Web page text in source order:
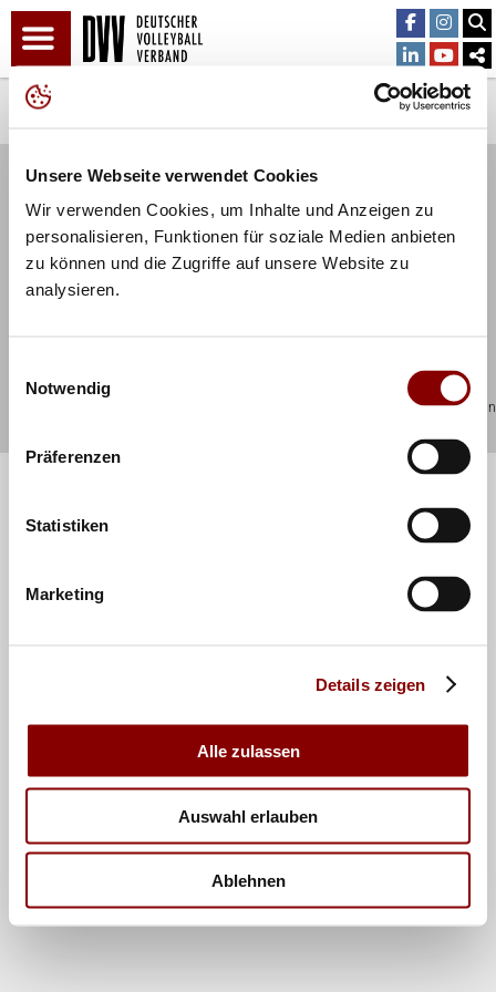
Unsere Webseite verwendet Cookies
Wir verwenden Cookies, um Inhalte und Anzeigen zu
personalisieren, Funktionen für soziale Medien anbieten
zu können und die Zugriffe auf unsere Website zu
analysieren.
Notwendig
Präferenzen
Statistiken
Marketing
Details zeigen
Alle zulassen
Auswahl erlauben
Ablehnen
Kontakt
Impressum
Newsletter
RSS Feed
© 2026 Deutscher Volleyball-Verband Otto-Fleck-Schneise 8 60528 Frankfurt/Main